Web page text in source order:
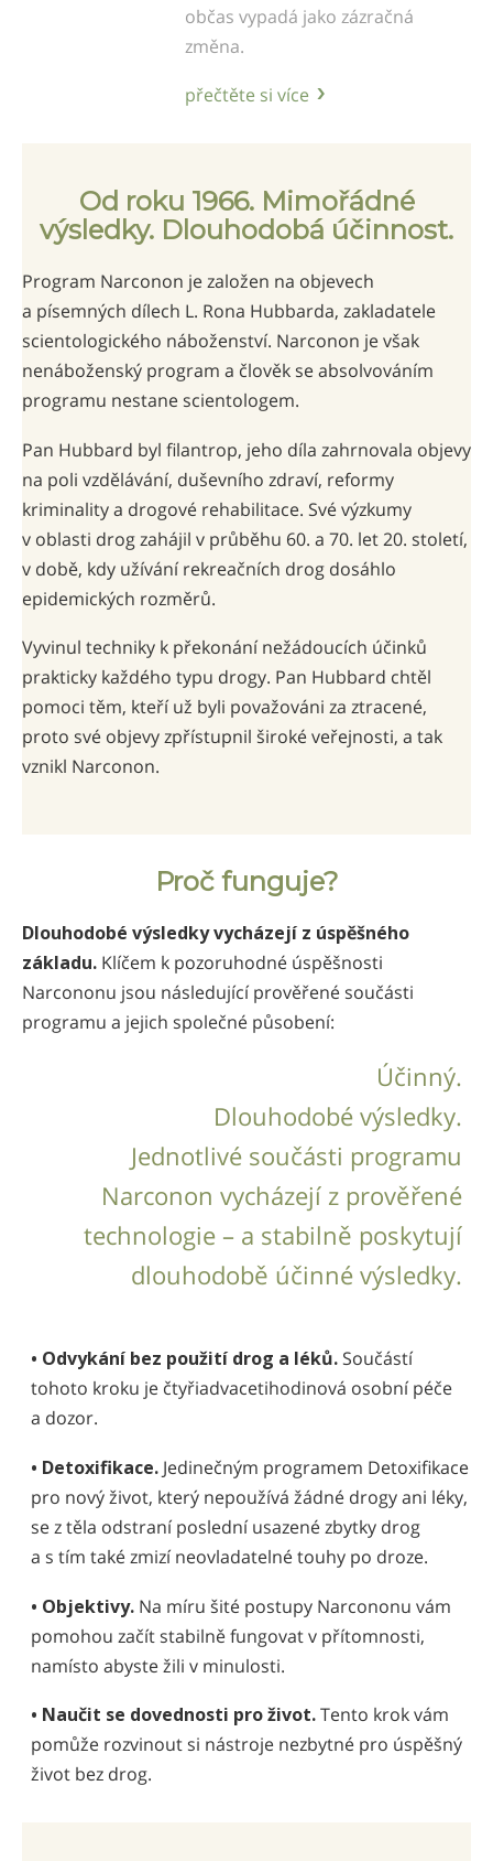
občas vypadá jako zázračná
změna.
přečtěte si více
Od roku 1966. Mimořádné
výsledky. Dlouhodobá účinnost.
Program Narconon je založen na objevech
a písemných dílech L. Rona Hubbarda, zakladatele
scientologického náboženství. Narconon je však
nenáboženský program a člověk se absolvováním
programu nestane scientologem.
Pan Hubbard byl filantrop, jeho díla zahrnovala objevy
na poli vzdělávání, duševního zdraví, reformy
kriminality a drogové rehabilitace. Své výzkumy
v oblasti drog zahájil v průběhu 60. a 70. let 20. století,
v době, kdy užívání rekreačních drog dosáhlo
epidemických rozměrů.
Vyvinul techniky k překonání nežádoucích účinků
prakticky každého typu drogy. Pan Hubbard chtěl
pomoci těm, kteří už byli považováni za ztracené,
proto své objevy zpřístupnil široké veřejnosti, a tak
vznikl Narconon.
Proč funguje?
Dlouhodobé výsledky vycházejí z úspěšného
základu. Klíčem k pozoruhodné úspěšnosti
Narcononu jsou následující prověřené součásti
programu a jejich společné působení:
Účinný.
Dlouhodobé výsledky.
Jednotlivé součásti programu
Narconon vycházejí z prověřené
technologie – a stabilně poskytují
dlouhodobě účinné výsledky.
• Odvykání bez použití drog a léků. Součástí
tohoto kroku je čtyřiadvacetihodinová osobní péče
a dozor.
• Detoxifikace. Jedinečným programem Detoxifikace
pro nový život, který nepoužívá žádné drogy ani léky,
se z těla odstraní poslední usazené zbytky drog
a s tím také zmizí neovladatelné touhy po droze.
• Objektivy. Na míru šité postupy Narcononu vám
pomohou začít stabilně fungovat v přítomnosti,
namísto abyste žili v minulosti.
• Naučit se dovednosti pro život.Tento krok vám
pomůže rozvinout si nástroje nezbytné pro úspěšný
život bez drog.